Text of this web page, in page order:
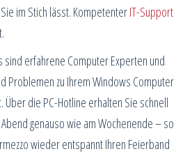
im Stich lässt. KompetenterIT-Support
sind erfahrene Computer Experten und
Problemen zu Ihrem Windows Computer
Über die PC-Hotline erhalten Sie schnell
genauso wie am Wochenende – so
wieder entspannt Ihren Feierband